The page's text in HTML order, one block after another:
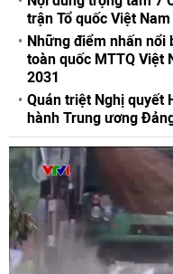
trận Tổ quốc Việt
Những điểm nhấn nổi
toàn quốc MTTQ Việt
2031
Quán triệt Nghị quyết
hành Trung ương